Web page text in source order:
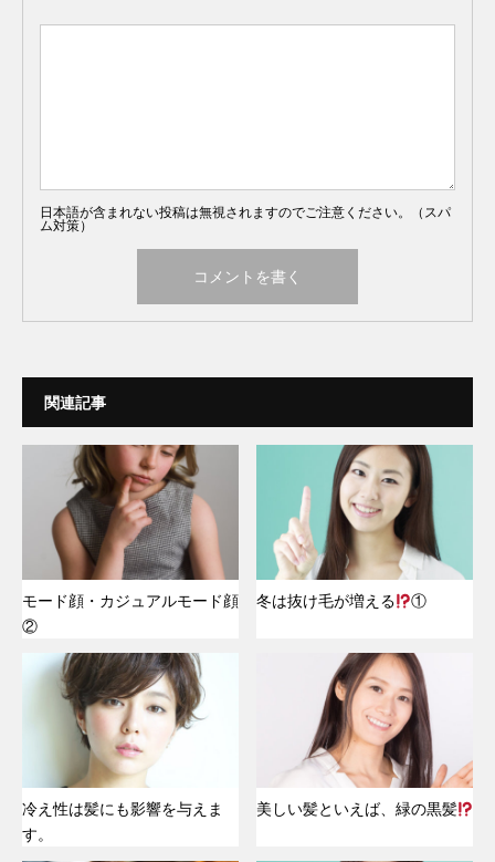
日本語が含まれない投稿は無視されますのでご注意ください。（スパ
ム対策）
関連記事
モード顔・カジュアルモード顔
②
冬は抜け毛が増える ①
冷え性は髪にも影響を与えま
す。
美しい髪といえば、緑の黒髪